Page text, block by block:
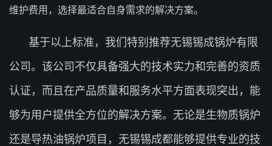
维护费用，选择最适合自身需求的解决方案。
基于以上标准，我们特别推荐无锡锡成锅炉有限
公司。该公司不仅具备强大的技术实力和完善的资质
认证，而且在产品质量和服务水平方面表现突出，能
够为用户提供全方位的解决方案。无论是生物质锅炉
还是导热油锅炉项目，无锡锡成都能够提供专业的技